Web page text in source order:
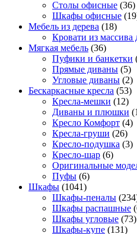
Столы офисные (36)
Шкафы офисные
Мебель из дерева (18)
Кровати из массива
Мягкая мебель (36)
Пуфики и банкетки
Прямые диваны (5)
Угловые диваны (2)
Бескаркасные кресла (53)
Кресла-мешки (12)
Диваны и плюшки
Кресло Комфорт (4)
Кресла-груши (26)
Кресло-подушка (3)
Кресло-шар (6)
Оригинальные
Пуфы (6)
Шкафы (1041)
Шкафы-пеналы
Шкафы распашные
Шкафы угловые (73)
Шкафы-купе (131)